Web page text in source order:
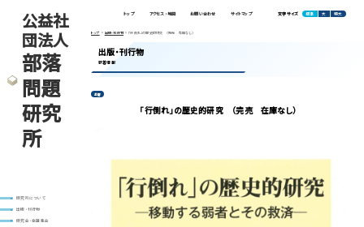
公益社
団法人
部落
問題
研究
所
研究所について
出版・刊行物
研究会・全国集会
トップ アクセス・地図 お問い合わせ サイトマップ 文字サイズ 標準 大 特大
トップ 出版・刊行物 「行倒れ」の歴史的研究 （完売 在庫なし）
出版・刊行物
新着情報
書籍
「行倒れ」の歴史的研究 （完売 在庫なし）